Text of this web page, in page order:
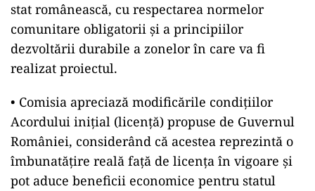
stat românească, cu respectarea normelor
comunitare obligatorii și a principiilor
dezvoltării durabile a zonelor în care va fi
realizat proiectul.
• Comisia apreciază modificările condițiilor
Acordului inițial (licență) propuse de Guvernul
României, considerând că acestea reprezintă o
îmbunatățire reală față de licența în vigoare și
pot aduce beneficii economice pentru statul